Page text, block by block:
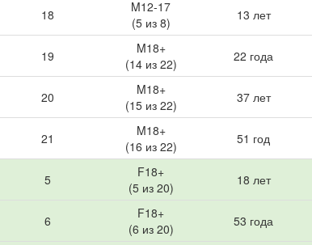
18
M12-17
(5 из 8)
13 лет
19
M18+
(14 из 22)
22 года
20
M18+
(15 из 22)
37 лет
21
M18+
(16 из 22)
51 год
5
F18+
(5 из 20)
18 лет
6
F18+
(6 из 20)
53 года